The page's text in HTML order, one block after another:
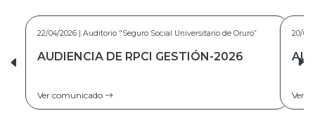
20/02/2026 | Auditorio “Seguro Social Universitario de Oruro”
AUDIENCIA DE RPCF GESTIÓN 2025
Ver comunicado